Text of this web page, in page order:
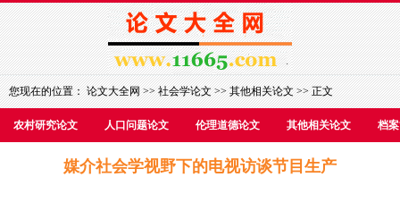
您现在的位置：论文大全网>>社会学论文>>其他相关论文>> 正文
农村研究论文 人口问题论文 伦理道德论文 其他相关论文 档
媒介社会学视野下的电视访谈节目生产